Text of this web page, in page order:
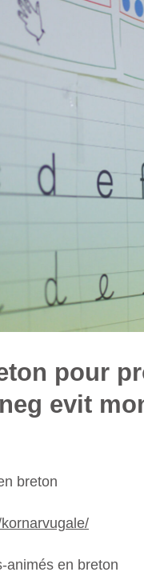
pour
evit
breton
animés en breton